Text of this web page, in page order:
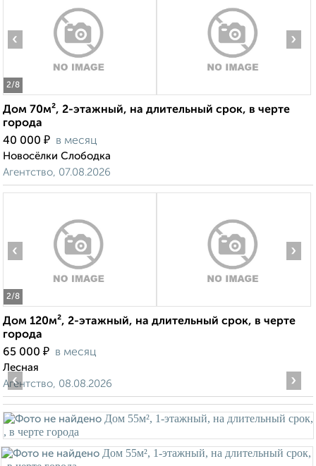
2/8
‹ ›
Дом 70м², 2-этажный, на длительный срок, в черте
города
40 000 ₽ в месяц
Новосёлки Слободка
Агентство, 07.08.2026
2/8
‹ ›
Дом 120м², 2-этажный, на длительный срок, в черте
города
65 000 ₽ в месяц
Лесная
Агентство, 08.08.2026
‹ ›